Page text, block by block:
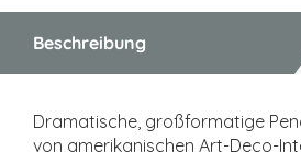
Beschreibung
Dramatische, großformatige
von amerikanischen Art-Deco-